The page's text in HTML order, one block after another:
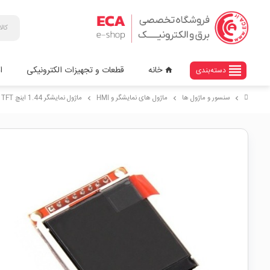
view_headline دسته‌بندی home خانه قطعات و تجهیزات الکترونیکی
chevron_right سنسور و ماژول ها chevron_right ماژول های نمایشگر و HMI chevron_right ماژول نمایشگر 1.44 اینچ TFT رزولوشن 128*128